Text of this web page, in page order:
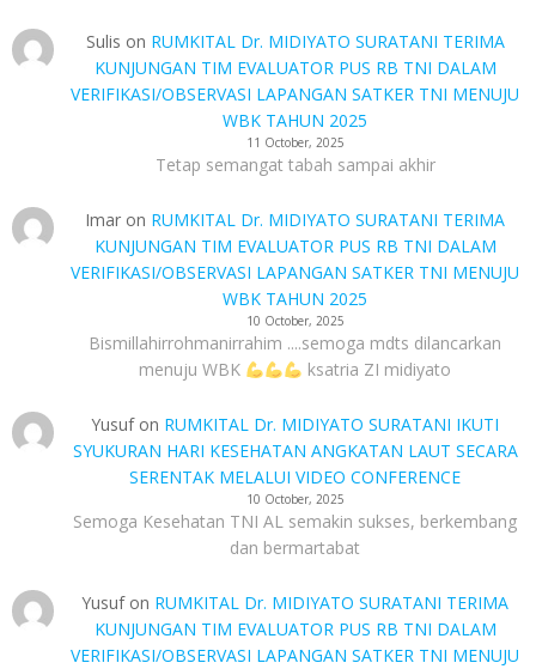
Sulis on RUMKITAL Dr. MIDIYATO SURATANI TERIMA
KUNJUNGAN TIM EVALUATOR PUS RB TNI DALAM
VERIFIKASI/OBSERVASI LAPANGAN SATKER TNI MENUJU
WBK TAHUN 2025
11 October, 2025
Tetap semangat tabah sampai akhir
Imar on RUMKITAL Dr. MIDIYATO SURATANI TERIMA
KUNJUNGAN TIM EVALUATOR PUS RB TNI DALAM
VERIFIKASI/OBSERVASI LAPANGAN SATKER TNI MENUJU
WBK TAHUN 2025
10 October, 2025
Bismillahirrohmanirrahim ....semoga mdts dilancarkan
menuju WBK
ksatria ZI midiyato
Yusufon RUMKITAL Dr. MIDIYATO SURATANI IKUTI
SYUKURAN HARI KESEHATAN ANGKATAN LAUT SECARA
SERENTAK MELALUI VIDEO CONFERENCE
10 October, 2025
Semoga Kesehatan TNI AL semakin sukses, berkembang
dan bermartabat
Yusufon RUMKITAL Dr. MIDIYATO SURATANI TERIMA
KUNJUNGAN TIM EVALUATOR PUS RB TNI DALAM
VERIFIKASI/OBSERVASI LAPANGAN SATKER TNI MENUJU